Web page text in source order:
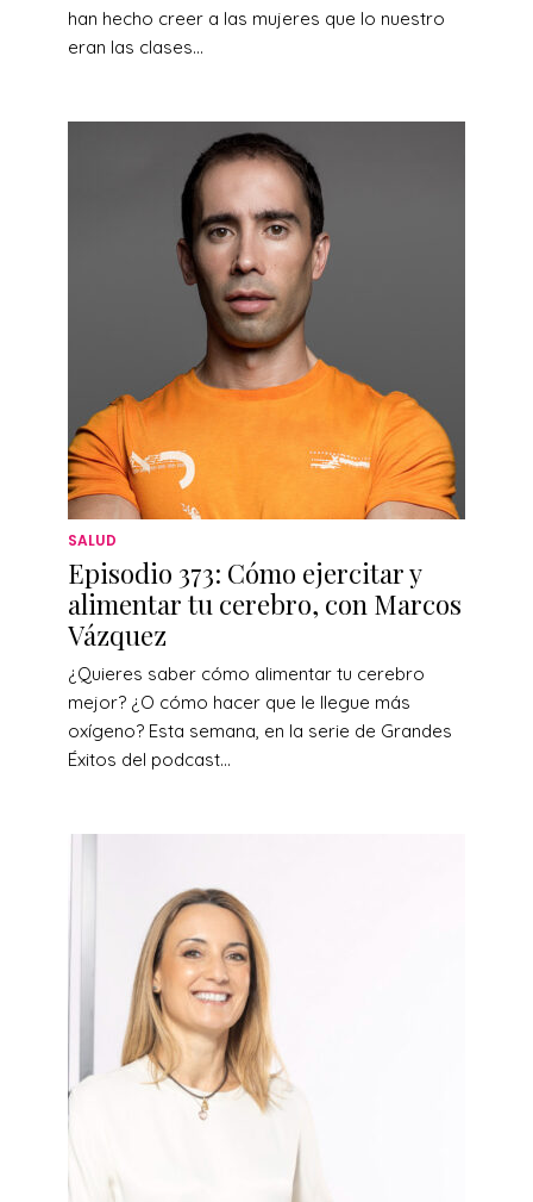
han hecho creer a las mujeres que lo nuestro
eran las clases...
SALUD
Episodio 373: Cómo ejercitar y
alimentar tu cerebro, con Marcos
Vázquez
¿Quieres saber cómo alimentar tu cerebro
mejor? ¿O cómo hacer que le llegue más
oxígeno? Esta semana, en la serie de Grandes
Éxitos del podcast...